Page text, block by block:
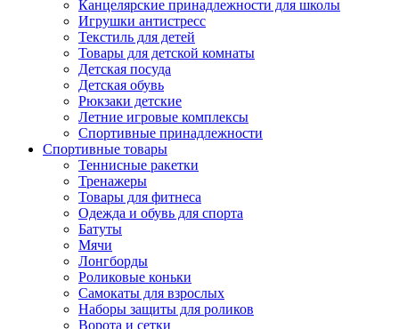
Канцелярские принадлежности для школы
Игрушки антистресс
Текстиль для детей
Товары для детской комнаты
Детская посуда
Детская обувь
Рюкзаки детские
Летние игровые комплексы
Спортивные принадлежности
Спортивные товары
Теннисные ракетки
Тренажеры
Товары для фитнеса
Одежда и обувь для спорта
Батуты
Мячи
Лонгборды
Роликовые коньки
Самокаты для взрослых
Наборы защиты для роликов
Ворота и сетки